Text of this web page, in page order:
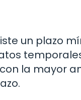
un plazo
la mayor